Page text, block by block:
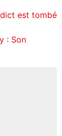
est tombé
: Son